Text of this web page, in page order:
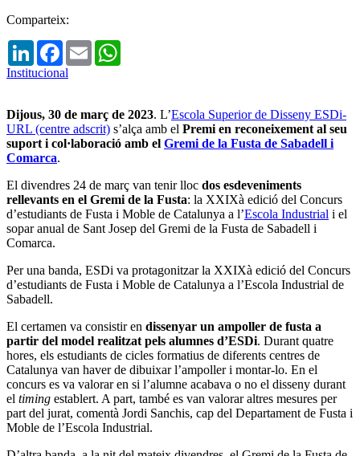
Comparteix:
LinkedInFacebook
Email
Institucional
Dijous, 30 de març de 2023. L’Escola Superior de Disseny ESDi-
URL (centre adscrit) s’alça amb el Premi en reconeixement al seu
suport i col·laboració amb el Gremi de la Fusta de Sabadell i
Comarca.
El divendres 24 de març van tenir lloc dos esdeveniments
rellevants en el Gremi de la Fusta: la XXIXà edició del Concurs
d’estudiants de Fusta i Moble de Catalunya a l’Escola Industrial i el
sopar anual de Sant Josep del Gremi de la Fusta de Sabadell i
Comarca.
Per una banda, ESDi va protagonitzar la XXIXà edició del Concurs
d’estudiants de Fusta i Moble de Catalunya a l’Escola Industrial de
Sabadell.
El certamen va consistir en dissenyar un ampoller de fusta a
partir del model realitzat pels alumnes d’ESDi. Durant quatre
hores, els estudiants de cicles formatius de diferents centres de
Catalunya van haver de dibuixar l’ampoller i montar-lo. En el
concurs es va valorar en si l’alumne acabava o no el disseny durant
el timing establert. A part, també es van valorar altres mesures per
part del jurat, comentà Jordi Sanchis, cap del Departament de Fusta i
Moble de l’Escola Industrial.